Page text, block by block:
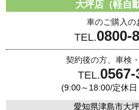
大坪店（軽自
車のご購入の
TEL.0800-
契約後の方、車検
TEL.
(9:00～18:00/定休
愛知県津島市大